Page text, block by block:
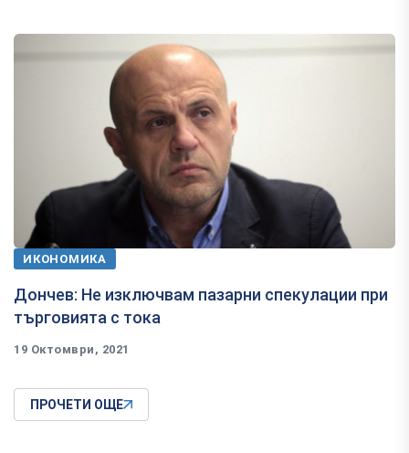
ИКОНОМИКА
Дончев: Не изключвам пазарни спекулации при
търговията с тока
19 Октомври, 2021
ПРОЧЕТИ ОЩЕ